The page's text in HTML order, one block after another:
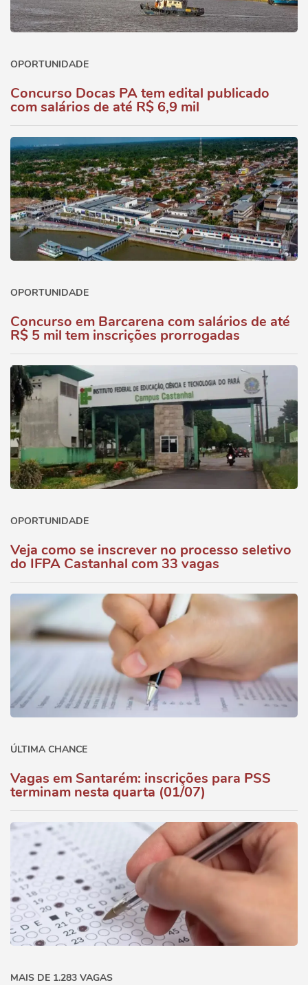
OPORTUNIDADE
Concurso Docas PA tem edital publicado
com salários de até R$ 6,9 mil
OPORTUNIDADE
Concurso em Barcarena com salários de até
R$ 5 mil tem inscrições prorrogadas
OPORTUNIDADE
Veja como se inscrever no processo seletivo
do IFPA Castanhal com 33 vagas
ÚLTIMA CHANCE
Vagas em Santarém: inscrições para PSS
terminam nesta quarta (01/07)
MAIS DE 1.283 VAGAS